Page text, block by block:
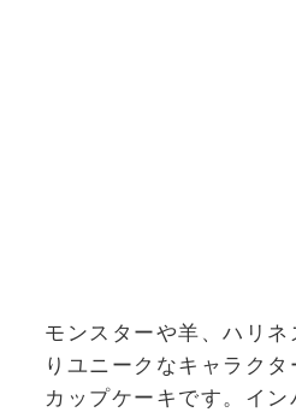
モンスターや羊、ハリ
りユニークなキャラク
カップケーキです。イ